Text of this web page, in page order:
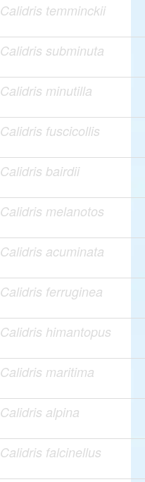
Calidris temminckii
Calidris subminuta
Calidris minutilla
Calidris fuscicollis
Calidris bairdii
Calidris melanotos
Calidris acuminata
Calidris ferruginea
Calidris himantopus
Calidris maritima
Calidris alpina
Calidris falcinellus